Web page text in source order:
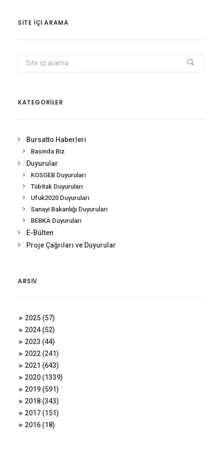
SITE IÇI ARAMA
KATEGORİLER
Bursatto Haberleri
Basında Biz
Duyurular
KOSGEB Duyuruları
Tübitak Duyuruları
Ufuk2020 Duyuruları
Sanayi Bakanlığı Duyuruları
BEBKA Duyuruları
E-Bülten
Proje Çağrıları ve Duyurular
ARSIV
► 2025 (57)
► 2024 (52)
► 2023 (44)
► 2022 (241)
► 2021 (643)
► 2020 (1339)
► 2019 (591)
► 2018 (343)
► 2017 (151)
► 2016 (18)